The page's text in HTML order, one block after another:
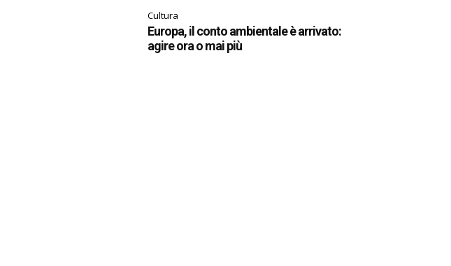
Cultura
Europa, il conto ambientale è arrivato:
agire ora o mai più